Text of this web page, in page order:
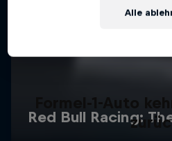
Formel-1-Auto
Alle